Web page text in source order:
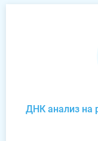
ДНК анализ на